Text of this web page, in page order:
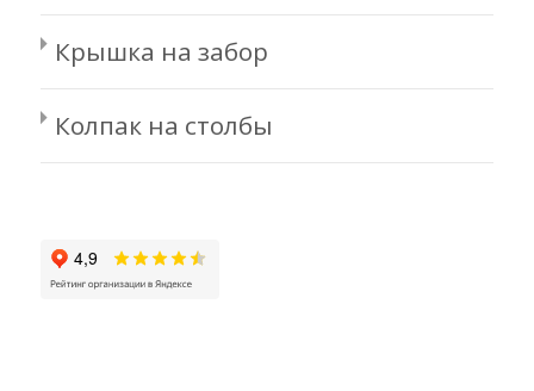
Крышка на забор
Колпак на столбы